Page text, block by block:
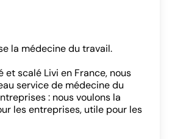
la médecine du travail.
et scalé Livi en France, nous
service de médecine du
: nous voulons la
les entreprises, utile pour les